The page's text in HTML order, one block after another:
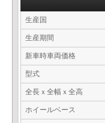
生産国
生産期間
新車時車両価格
型式
全長ｘ全幅ｘ全高
ホイールベース